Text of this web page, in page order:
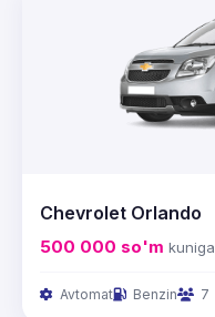
Chevrolet Orlando
500 000 so'm kuniga
Avtomat Benzin 7